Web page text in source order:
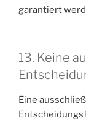
garantiert
13. Keine
Eine